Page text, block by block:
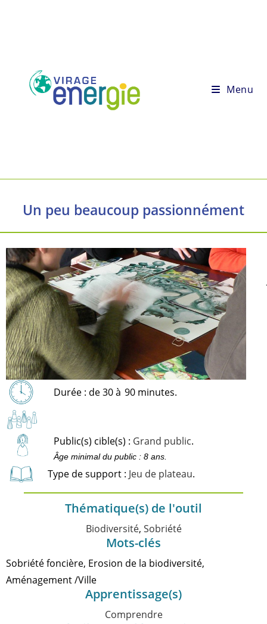
Menu
Un peu beaucoup passionnément
Durée : de 30 à 90 minutes.
Public(s) cible(s) : Grand public.
Âge minimal du public : 8 ans.
Type de support : Jeu de plateau.
Thématique(s) de l'outil
Biodiversité, Sobriété
Mots-clés
Sobriété foncière, Erosion de la biodiversité,
Aménagement /Ville
Apprentissage(s)
Comprendre